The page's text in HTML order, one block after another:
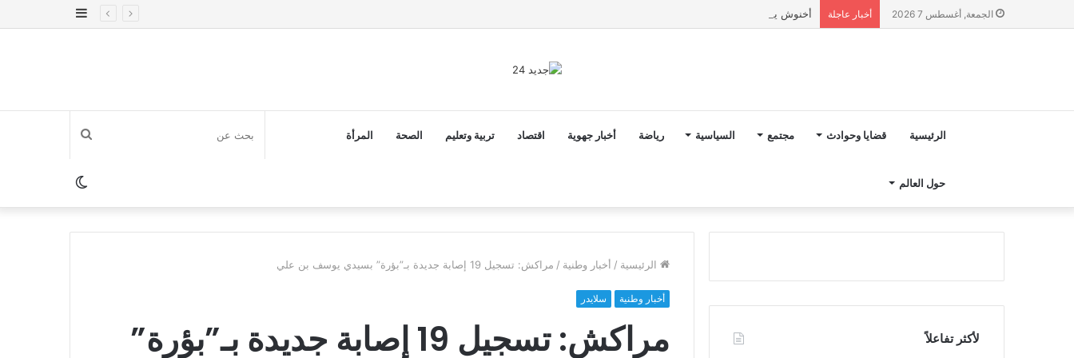
الجمعة, أغسطس 7 2026 أخبار عاجلة أخنوش يؤكد في المذكرة التوجيهية حول ميزانية 2027 أن ثوابت العدالة الاجتماعية والمجالية خيار استراتيجي للبلاد
إضافة
الرئيسية قضايا وحوادث مجتمع السياسية رياضة أخبار جهوية اقتصاد تربية وتعليم الصحة المرأة
حول العالم
بحث
عنالوضع
المظلم
الرئيسية / أخبار وطنية / مراكش: تسجيل 19 إصابة جديدة بـ”بؤرة” بسيدي يوسف بن علي
أخبار وطنية سلايدر
مراكش: تسجيل 19 إصابة جديدة بـ”بؤرة”
لأكثر تفاعلاً